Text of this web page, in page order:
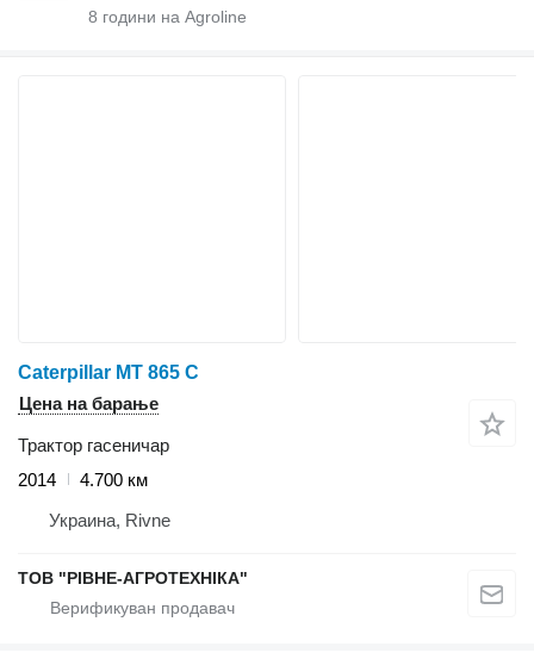
8 години на Agroline
Caterpillar MT 865 C
Цена на барање
Трактор гасеничар
2014
4.700 км
Украина, Rivne
ТОВ "РІВНЕ-АГРОТЕХНІКА"